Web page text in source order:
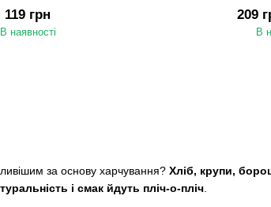
за основу харчування? Хліб, крупи,
і смак йдуть пліч-о-пліч
119 грн
В наявності
209
В